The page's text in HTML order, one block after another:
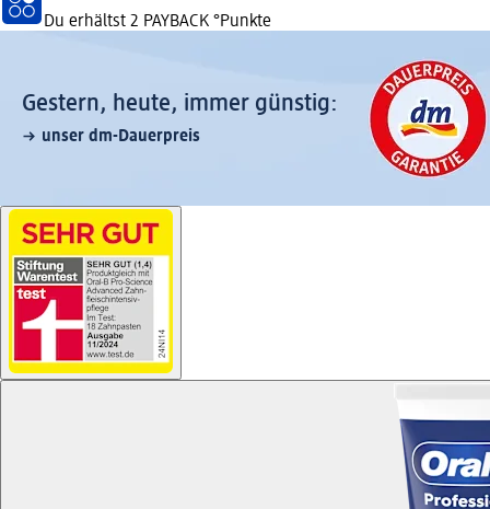
Du erhältst 2 PAYBACK °Punkte
Gestern, heute, immer günstig:
unser dm-Dauerpreis